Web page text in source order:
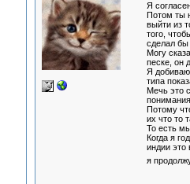
Я
Потом ты
выйти из
того,
сделал бы
Могу
песке, он
Я
типа
Мечь это
Потому
их что то
То есть
Когда я
индии это
я